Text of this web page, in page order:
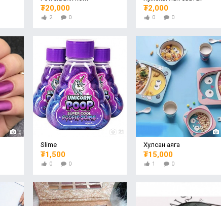
₮20,000
2 0
₮2,000
0 0
9 21
Slime
₮1,500
0 0
Хулсан аяга
₮15,000
1 0